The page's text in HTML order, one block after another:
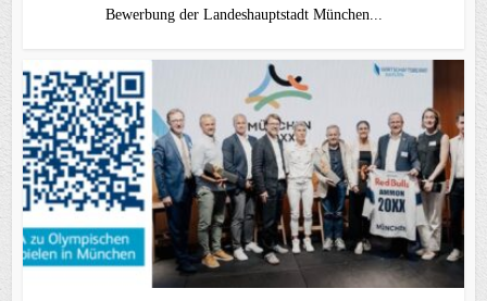
Bewerbung der Landeshauptstadt München...